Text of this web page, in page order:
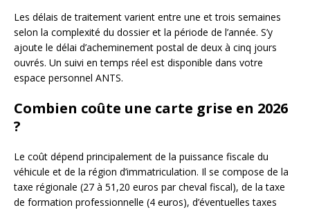
Les délais de traitement varient entre une et trois semaines
selon la complexité du dossier et la période de l’année. S’y
ajoute le délai d’acheminement postal de deux à cinq jours
ouvrés. Un suivi en temps réel est disponible dans votre
espace personnel ANTS.
Combien coûte une carte grise en 2026
?
Le coût dépend principalement de la puissance fiscale du
véhicule et de la région d’immatriculation. Il se compose de la
taxe régionale (27 à 51,20 euros par cheval fiscal), de la taxe
de formation professionnelle (4 euros), d’éventuelles taxes